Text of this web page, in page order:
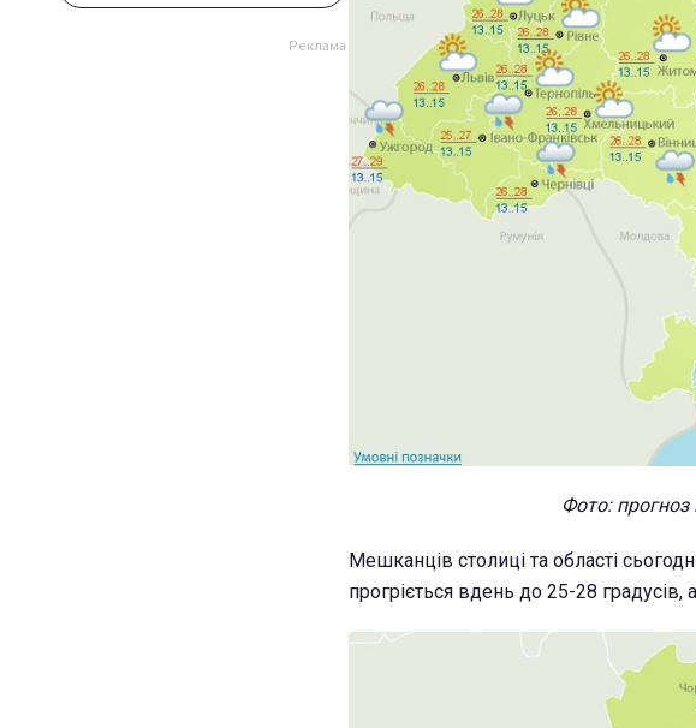
Фото: прогноз
Мешканців столиці та області
прогріється вдень до 25-28 градусів,